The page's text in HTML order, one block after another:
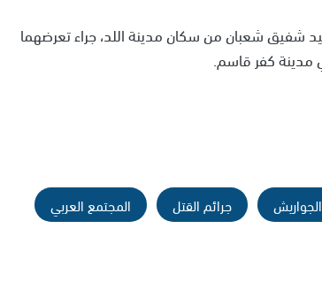
شعبان من سكان مدينة اللد، جراء تعرضهما
مدينة كفر قاسم.
جرائم القتل
المجتمع العربي